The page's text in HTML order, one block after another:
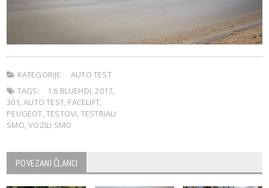
KATEGORIJE:
AUTO TEST
TAGS:
1.6 BLUEHDI,2017,
301,AUTO TEST, FACELIFT,
PEUGEOT,TESTOVI, TESTRIALI
SMO,VOZILI SMO
POVEZANI ČLANCI